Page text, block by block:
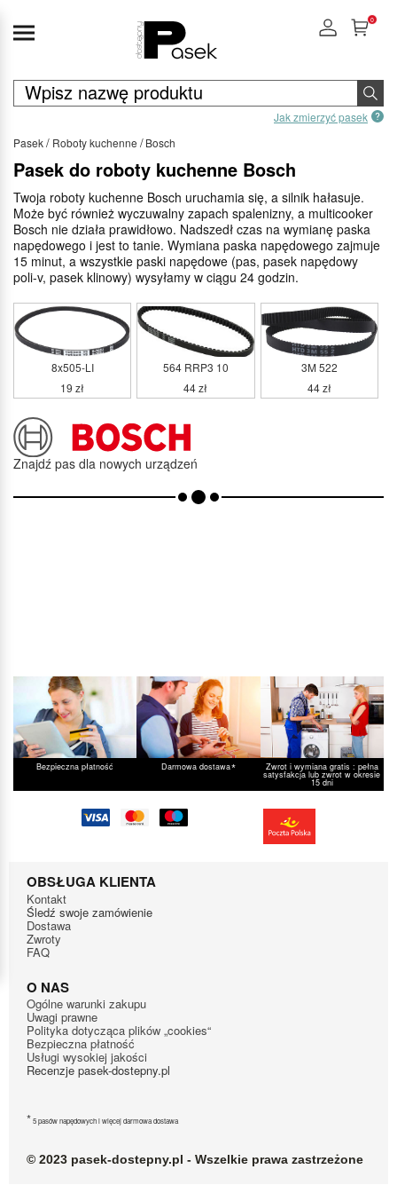
Jak zmierzyć pasek
0
Pasek Roboty kuchenne Bosch
Pasek do roboty kuchenne Bosch
Twoja roboty kuchenne Bosch uruchamia się, a silnik hałasuje.
Może być również wyczuwalny zapach spalenizny, a multicooker
Bosch nie działa prawidłowo. Nadszedł czas na wymianę paska
napędowego i jest to tanie. Wymiana paska napędowego zajmuje
15 minut, a wszystkie paski napędowe (pas, pasek napędowy
poli-v, pasek klinowy) wysyłamy w ciągu 24 godzin.
8x505-LI
19 zł
564 RRP3 10
44 zł
3M 522
44 zł
Znajdź pas dla nowych urządzeń
Bezpieczna płatność Darmowa dostawa* Zwrot i wymiana gratis : pełna
satysfakcja lub zwrot w okresie
15 dni
OBSŁUGA KLIENTA
Kontakt
Śledź swoje zamówienie
Dostawa
Zwroty
FAQ
O NAS
Ogólne warunki zakupu
Uwagi prawne
Polityka dotycząca plików „cookies“
Bezpieczna płatność
Usługi wysokiej jakości
Recenzje pasek-dostepny.pl
*5 pasów napędowych i więcej darmowa dostawa
© 2023 pasek-dostepny.pl - Wszelkie prawa zastrzeżone